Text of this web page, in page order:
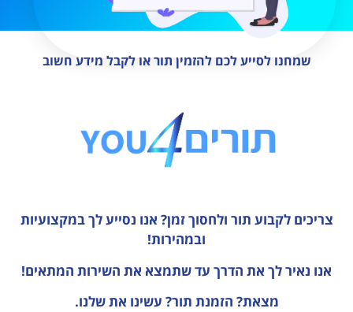
שמחנו לסייע לכם להזמין תור או לקבל מידע חשוב
צריכים לקבוע תור ולחסוך זמן? אנו נסייע לך במקצועיות
ובמהירות!
אנו נאיר לך את הדרך עד שתמצא את השירות המתאים!
מצאת? הזמנת תור? עשינו את שלנו.